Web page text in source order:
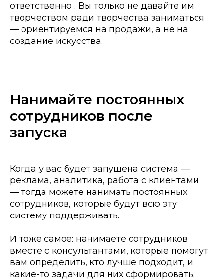
ответственно . Вы только не давайте им
творчеством ради творчества заниматься
— ориентируемся на продажи, а не на
создание искусства.
Нанимайте постоянных
сотрудников после
запуска
Когда у вас будет запущена система —
реклама, аналитика, работа с клиентами
— тогда можете нанимать постоянных
сотрудников, которые будут всю эту
систему поддерживать.
И тоже самое: нанимаете сотрудников
вместе с консультантами, которые помогут
вам определить, кто лучше подходит, и
какие-то задачи для них сформировать.